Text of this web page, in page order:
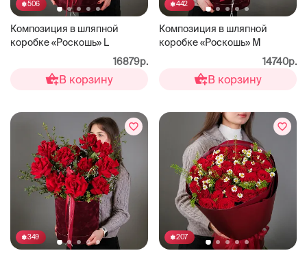
506
Композиция в шляпной
коробке «Роскошь» L
16879р.
В корзину
442
Композиция в шляпной
коробке «Роскошь» М
14740р.
В корзину
349 207